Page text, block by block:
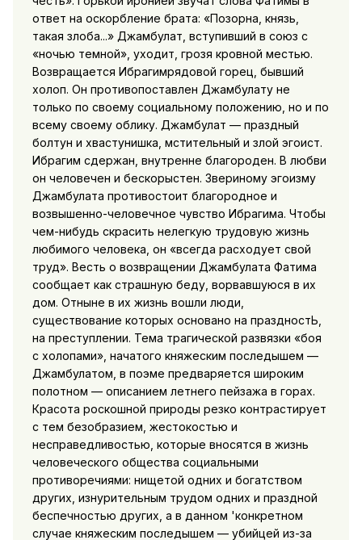
ответ на оскорбление брата: «Позорна, князь,
такая злоба...» Джамбулат, вступивший в союз с
«ночью темной», уходит, грозя кровной местью.
Возвращается Ибрагимрядовой горец, бывший
холоп. Он противопоставлен Джамбулату не
только по своему социальному положению, но и по
всему своему облику. Джамбулат — праздный
болтун и хвастунишка, мстительный и злой эгоист.
Ибрагим сдержан, внутренне благороден. В любви
он человечен и бескорыстен. Звериному эгоизму
Джамбулата противостоит благородное и
возвышенно-человечное чувство Ибрагима. Чтобы
чем-нибудь скрасить нелегкую трудовую жизнь
любимого человека, он «всегда расходует свой
труд». Весть о возвращении Джамбулата Фатима
сообщает как страшную беду, ворвавшуюся в их
дом. Отныне в их жизнь вошли люди,
существование которых основано на праздностЬ,
на преступлении. Тема трагической развязки «боя
с холопами», начатого княжеским последышем —
Джамбулатом, в поэме предваряется широким
полотном — описанием летнего пейзажа в горах.
Красота роскошной природы резко контрастирует
с тем безобразием, жестокостью и
несправедливостью, которые вносятся в жизнь
человеческого общества социальными
противоречиями: нищетой одних и богатством
других, изнурительным трудом одних и праздной
беспечностью других, а в данном 'конкретном
случае княжеским последышем — убийцей из-за